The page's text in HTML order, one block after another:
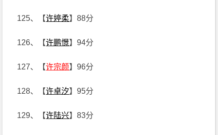
125、【许婷柔】88分
126、【许鹏憬】94分
127、【许宗颜】96分
128、【许卓汐】95分
129、【许陆兴】83分